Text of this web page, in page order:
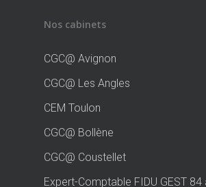
Nos cabinets
CGC@ Avignon
CGC@ Les Angles
CEM Toulon
CGC@ Bollène
CGC@ Coustellet
Expert-Comptable FIDU GEST 84